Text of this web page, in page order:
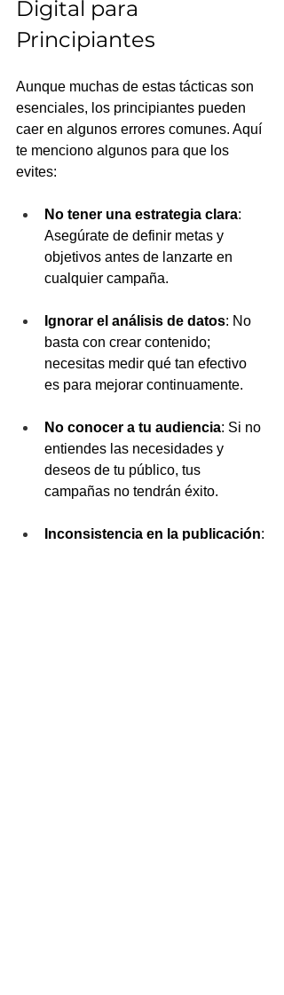
Digital para
Principiantes
Aunque muchas de estas tácticas son
esenciales, los principiantes pueden
caer en algunos errores comunes. Aquí
te menciono algunos para que los
evites:
No tener una estrategia clara:
Asegúrate de definir metas y
objetivos antes de lanzarte en
cualquier campaña.
Ignorar el análisis de datos: No
basta con crear contenido;
necesitas medir qué tan efectivo
es para mejorar continuamente.
No conocer a tu audiencia: Si no
entiendes las necesidades y
deseos de tu público, tus
campañas no tendrán éxito.
Inconsistencia en la publicación: